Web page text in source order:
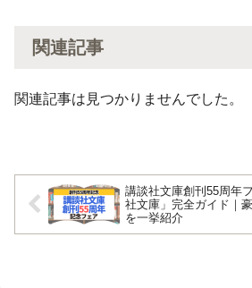
関連記事
関連記事は見つかりませんでした。
講談社文庫創刊55周年
社文庫」完全ガイド｜
を一挙紹介